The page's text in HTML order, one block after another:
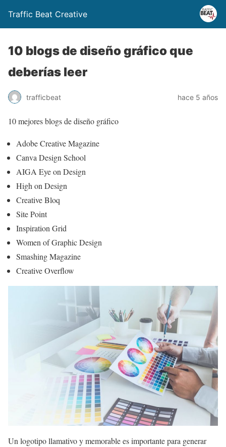
Traffic Beat Creative
10 blogs de diseño gráfico que
deberías leer
trafficbeat hace 5 años
10 mejores blogs de diseño gráfico
Adobe Creative Magazine
Canva Design School
AIGA Eye on Design
High on Design
Creative Bloq
Site Point
Inspiration Grid
Women of Graphic Design
Smashing Magazine
Creative Overflow
Un logotipo llamativo y memorable es importante para generar